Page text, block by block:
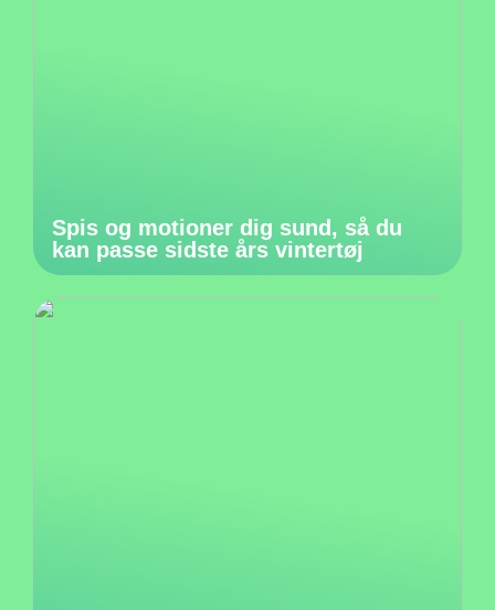
Spis og motioner dig sund, så du
kan passe sidste års vintertøj